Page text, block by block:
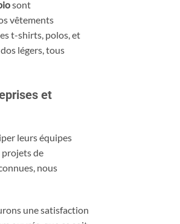
sont
vêtements
t-shirts, polos, et
légers, tous
et
leurs équipes
de
nous
une satisfaction